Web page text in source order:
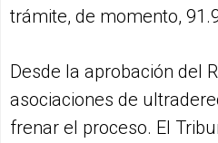
trámite, de momento,
Desde la aprobación del
asociaciones de
frenar el proceso. El